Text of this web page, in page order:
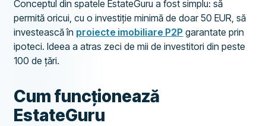
Conceptul din spatele EstateGuru a fost simplu: să
permită oricui, cu o investiție minimă de doar 50 EUR, să
investească în proiecte imobiliare P2P garantate prin
ipoteci. Ideea a atras zeci de mii de investitori din peste
100 de țări.
Cum funcționează
EstateGuru